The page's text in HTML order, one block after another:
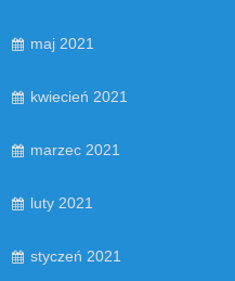
maj 2021
kwiecień 2021
marzec 2021
luty 2021
styczeń 2021